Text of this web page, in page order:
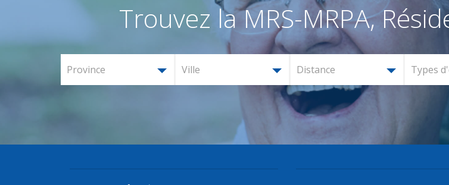
Trouvez la MRS-MRPA,
Province Ville Distance Types